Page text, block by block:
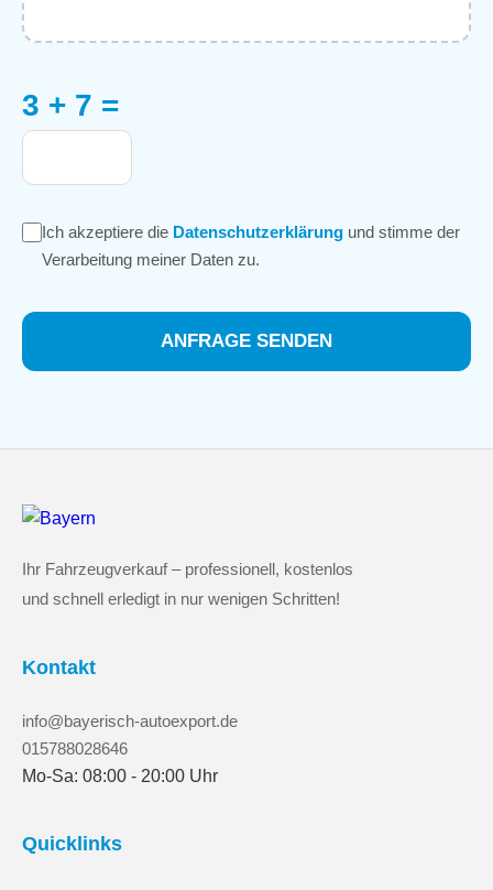
3 + 7 =
Ich akzeptiere die Datenschutzerklärung und stimme der
Verarbeitung meiner Daten zu.
ANFRAGE SENDEN
Ihr Fahrzeugverkauf – professionell, kostenlos
und schnell erledigt in nur wenigen Schritten!
Kontakt
info@bayerisch-autoexport.de
015788028646
Mo-Sa: 08:00 - 20:00 Uhr
Quicklinks